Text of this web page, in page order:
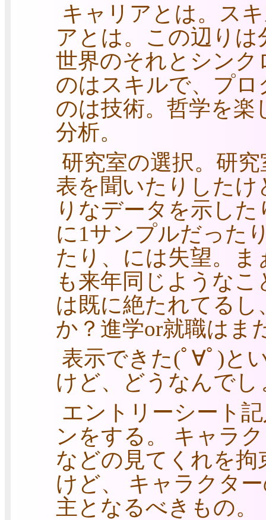
キャリアとは。ス
アとは。この辺り
世界のそれとシンク
のはスキルで、プ
のは技術。哲学を
分析。
研究室の選択。研
表を聞いたりした
りなデータを示し
に1サンプルだった
たり、には失望。
も来年同じような
は既に絶たれてる
か？進学or就職はま
表示できた(ﾟ∀ﾟ)と
けど、どうなんで
エントリーシート
ンをする。 キャラ
などの見てくれを
けど、 キャラクタ
主となるべきもの。